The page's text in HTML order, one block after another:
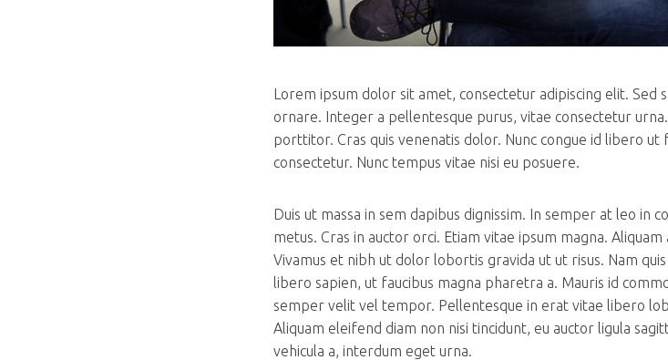
Lorem ipsum dolor sit amet, consectetur adipiscing elit. Sed
ornare. Integer a pellentesque purus, vitae consectetur
porttitor. Cras quis venenatis dolor. Nunc congue id libero ut
consectetur. Nunc tempus vitae nisi eu posuere.
Duis ut massa in sem dapibus dignissim. In semper at leo in
metus. Cras in auctor orci. Etiam vitae ipsum magna.
Vivamus et nibh ut dolor lobortis gravida ut ut risus. Nam
libero sapien, ut faucibus magna pharetra a. Mauris id
semper velit vel tempor. Pellentesque in erat vitae libero
Aliquam eleifend diam non nisi tincidunt, eu auctor ligula
vehicula a, interdum eget urna.